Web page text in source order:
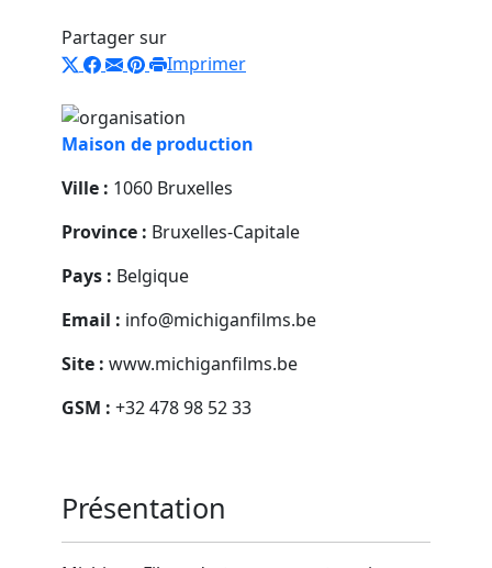
Partager sur
Imprimer
Maison de production
Ville : 1060 Bruxelles
Province : Bruxelles-Capitale
Pays : Belgique
Email : info@michiganfilms.be
Site : www.michiganfilms.be
GSM : +32 478 98 52 33
Présentation